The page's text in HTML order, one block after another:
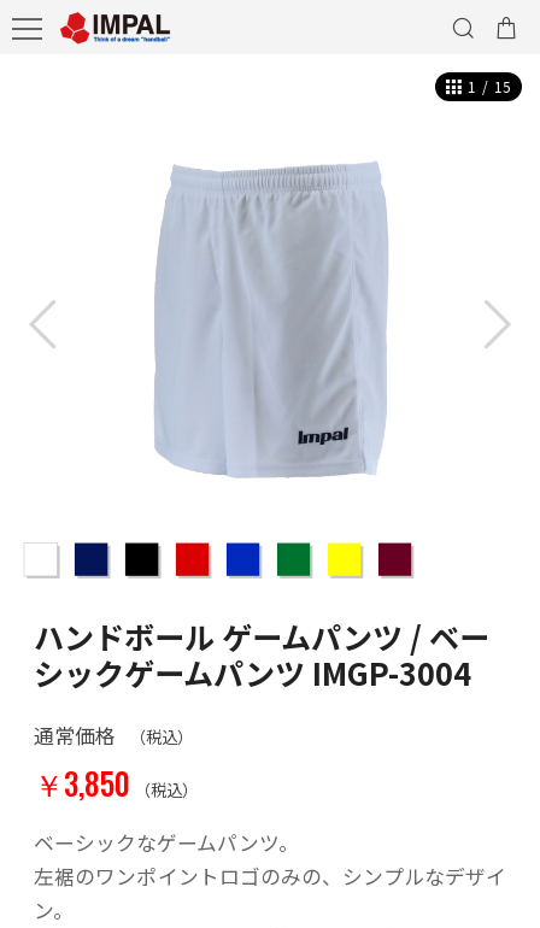
1 / 15
ハンドボール ゲームパンツ / ベー
シックゲームパンツ IMGP-3004
通常価格 （税込）
￥3,850 （税込）
ベーシックなゲームパンツ。
左裾のワンポイントロゴのみの、シンプルなデザイ
ン。